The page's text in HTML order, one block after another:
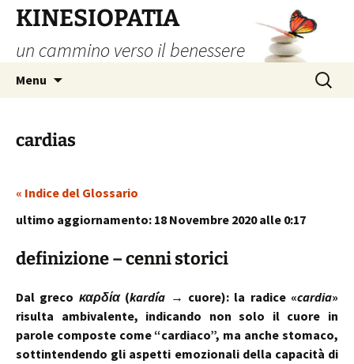
contenuto
KINESIOPATIA
un cammino verso il benessere
Menu
Ricerca
per:
cardias
« Indice del Glossario
ultimo aggiornamento: 18 Novembre 2020 alle 0:17
definizione – cenni storici
Dal greco καρδία(kardía → cuore): la radice «cardia»
risulta ambivalente, indicando non solo il cuore in
parole composte come “cardiaco”, ma anche stomaco,
sottintendendo gli aspetti emozionali della capacità di